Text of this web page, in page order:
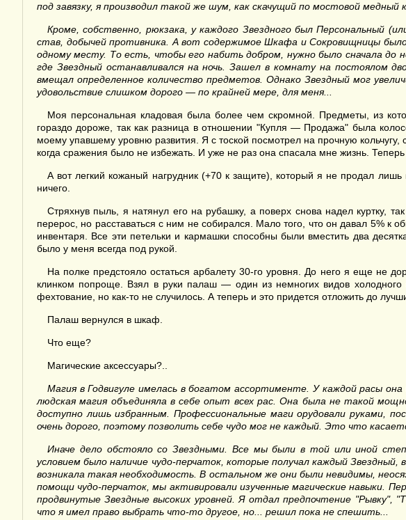
под завязку, я производил такой же шум, как скачущий по мостовой медный
Кроме, собственно, рюкзака , у каждого Звездногобыл Персональный
став, добычей противника. А вот содержимое Шкафа иСокровищницы
одному месту. То есть, чтобы его набить добром, нужно было сначала до
где Звездныйостанавливался на ночь. Зашел в комнату на постоялом
вмещал определенное количество предметов. ОднакоЗвездный мог
удовольствие слишком дорого — по крайней мере, для меня...
Моя персональная кладовая была более чем скромной. Предметы, из
гораздо дороже, так как разница в отношении "Купля — Продажа" была
моему упавшему уровню развития. Я с тоской посмотрел на прочную
когда сражения было не избежать. И уже не раз она спасала мне жизнь. Теперь
А вот легкий кожаный нагрудник (+70 к защите), который я не продал
ничего.
Стряхнув пыль, я натянул его на рубашку, а поверх снова надел
перерос, но расставаться с ним не собирался. Мало того, что он давал 5%
инвентаря. Все эти петельки и кармашки способны были вместить два
было у меня всегда под рукой.
На полке предстояло остаться арбалету 30-го уровня. До него я еще не
клинком попроще. Взял в руки палаш — один из немногих видов
фехтование, но как-то не случилось. А теперь и это придется отложить до
Палаш вернулся в шкаф.
Что еще?
Магические аксессуары?..
Магия вГодвигуле имелась в богатом ассортименте. У каждой расы
людская магия объединяла в себе опыт всех рас. Она была не такой
доступно лишь избранным. Профессиональные маги орудовали руками,
очень дорого, поэтому позволить себе чудо мог не каждый. Это что
Иначе дело обстояло со Звездными. Все мы были в той или иной
условием было наличие чудо-перчаток, которые получал каждый Звездный,
возникала такая необходимость. В остальном же они были невидимы,
помощи чудо-перчаток, мы активировали изученные магические навыки.
продвинутыеЗвездные высоких уровней. Я отдал предпочтение "Рывку",
что я имел право выбрать что-то другое, но... решил пока не спешить